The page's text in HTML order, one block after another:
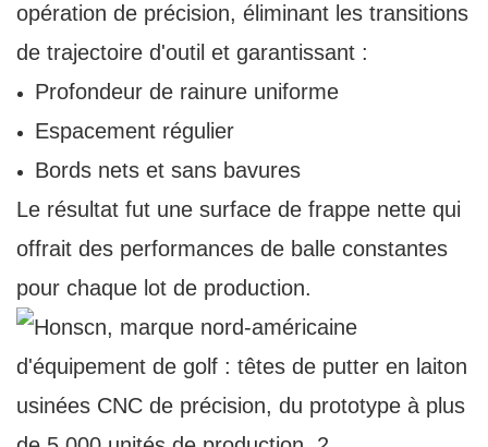
opération de précision, éliminant les transitions
de trajectoire d'outil et garantissant :
Profondeur de rainure uniforme
Espacement régulier
Bords nets et sans bavures
Le résultat fut une surface de frappe nette qui
offrait des performances de balle constantes
pour chaque lot de production.